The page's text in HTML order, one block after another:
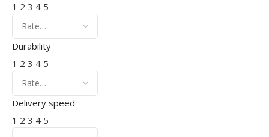
1 2 3 4 5
Durability
1 2 3 4 5
Delivery speed
1 2 3 4 5